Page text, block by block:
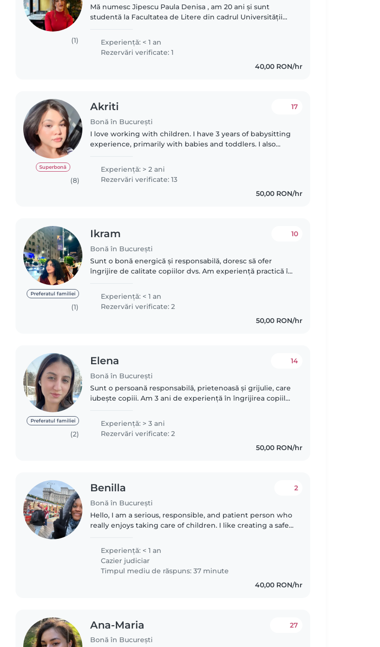
(1)
Mă numesc Jipescu Paula Denisa , am 20 ani și sunt
studentă la Facultatea de Litere din cadrul Universității
diverse cursuri..
Experienţă: < 1 an
Rezervări verificate: 1
40,00 RON/hr
Superbonă
(8)
Akriti
Bonă în București
17
I love working with children. I have 3 years of babysitting
experience, primarily with babies and toddlers. I also
particularly, epilepsy...
Experienţă: > 2 ani
Rezervări verificate: 13
50,00 RON/hr
Preferatul familiei
(1)
Ikram
Bonă în București
10
Sunt o bonă energică și responsabilă, doresc să ofer
îngrijire de calitate copiilor dvs. Am experiență practică în
Experienţă: < 1 an
Rezervări verificate: 2
50,00 RON/hr
Preferatul familiei
(2)
Elena
Bonă în București
14
Sunt o persoană responsabilă, prietenoasă și grijulie, care
iubește copiii. Am 3 ani de experiență în îngrijirea copiilor
companie,..
Experienţă: > 3 ani
Rezervări verificate: 2
50,00 RON/hr
Benilla
Bonă în București
2
Hello, I am a serious, responsible, and patient person who
really enjoys taking care of children. I like creating a safe
Experienţă: < 1 an
Cazier judiciar
Timpul mediu de răspuns: 37 minute
40,00 RON/hr
Ana-Maria
Bonă în București
27